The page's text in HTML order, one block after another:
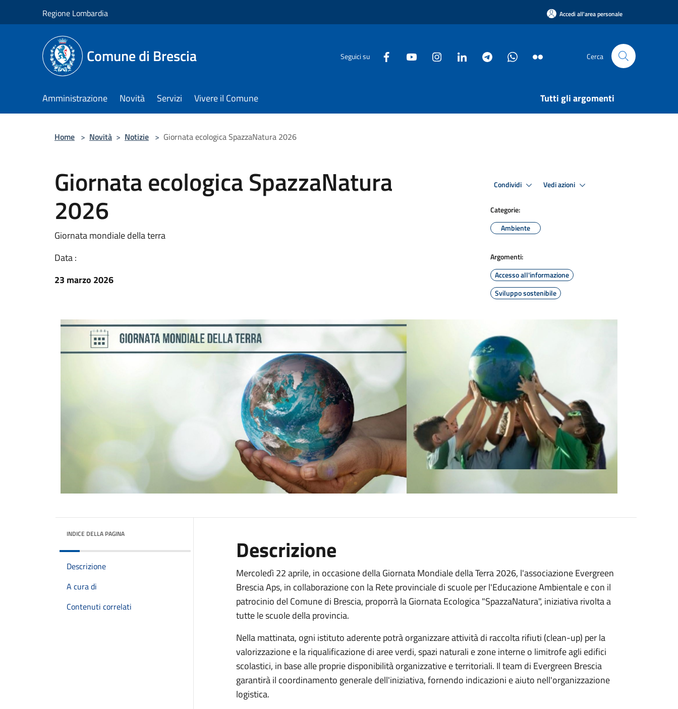
Regione Lombardia Accedi all'area personale
Comune di Brescia Seguici su Cerca
Amministrazione Novità Servizi Vivere il Comune Tutti gli argomenti
Home > Novità > Notizie > Giornata ecologica SpazzaNatura 2026
Giornata ecologica SpazzaNatura
2026
Giornata mondiale della terra
Data :
23 marzo 2026
Condividi Vedi azioni
Categorie:
Ambiente
Argomenti:
Accesso all'informazione
Sviluppo sostenibile
INDICE DELLA PAGINA
Descrizione
A cura di
Contenuti correlati
Descrizione
Mercoledì 22 aprile, in occasione della Giornata Mondiale della Terra 2026, l'associazione Evergreen
Brescia Aps, in collaborazione con la Rete provinciale di scuole per l'Educazione Ambientale e con il
patrocinio del Comune di Brescia, proporrà la Giornata Ecologica "SpazzaNatura", iniziativa rivolta a
tutte le scuole della provincia.
Nella mattinata, ogni istituto aderente potrà organizzare attività di raccolta rifiuti (clean-up) per la
valorizzazione e la riqualificazione di aree verdi, spazi naturali e zone interne o limitrofe agli edifici
scolastici, in base alle proprie disponibilità organizzative e territoriali. Il team di Evergreen Brescia
garantirà il coordinamento generale dell'iniziativa, fornendo indicazioni e aiuto nell'organizzazione
logistica.